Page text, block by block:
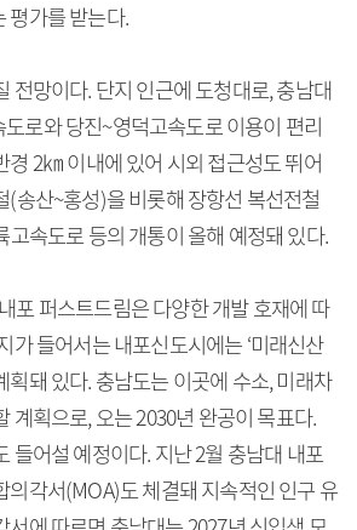
평가를 받는다.
전망이다. 단지 인근에 도청대로, 충남대
로와 당진~영덕고속도로 이용이 편리
경 2㎞ 이내에 있어 시외 접근성도 뛰어
(송산~홍성)을 비롯해 장항선 복선전철
고속도로 등의 개통이 올해 예정돼 있다.
포 퍼스트드림은 다양한 개발 호재에 따
가 들어서는 내포신도시에는 ‘미래신산
획돼 있다. 충남도는 이곳에 수소, 미래차
계획으로, 오는 2030년 완공이 목표다.
들어설 예정이다. 지난 2월 충남대 내포
의각서(MOA)도 체결돼 지속적인 인구 유